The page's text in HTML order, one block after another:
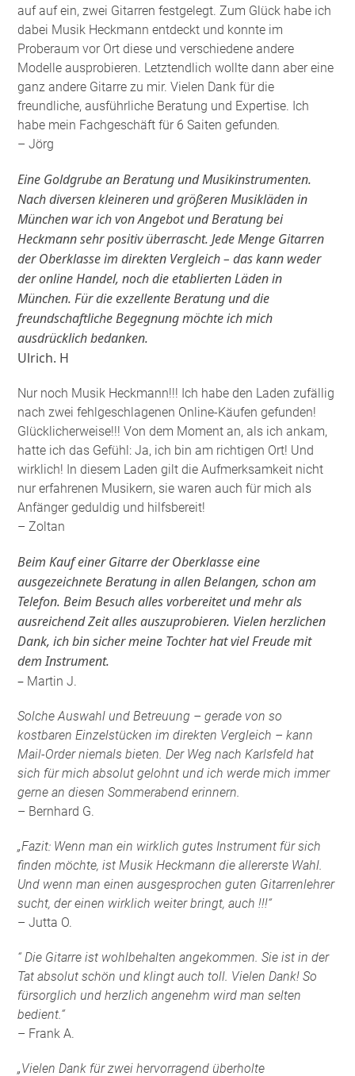
auf auf ein, zwei Gitarren festgelegt. Zum Glück habe ich
dabei Musik Heckmann entdeckt und konnte im
Proberaum vor Ort diese und verschiedene andere
Modelle ausprobieren. Letztendlich wollte dann aber eine
ganz andere Gitarre zu mir. Vielen Dank für die
freundliche, ausführliche Beratung und Expertise. Ich
habe mein Fachgeschäft für 6 Saiten gefunden
– Jörg
Eine Goldgrube an Beratung und Musikinstrumenten.
Nach diversen kleineren und größeren Musikläden in
München war ich von Angebot und Beratung bei
Heckmann sehr positiv überrascht. Jede Menge Gitarren
der Oberklasse im direkten Vergleich – das kann weder
der online Handel, noch die etablierten Läden in
München. Für die exzellente Beratung und die
freundschaftliche Begegnung möchte ich mich
ausdrücklich bedanken.
Ulrich. H
Nur noch Musik Heckmann!!! Ich habe den Laden zufällig
nach zwei fehlgeschlagenen Online-Käufen gefunden!
Glücklicherweise!!! Von dem Moment an, als ich ankam,
hatte ich das Gefühl: Ja, ich bin am richtigen Ort! Und
wirklich! In diesem Laden gilt die Aufmerksamkeit nicht
nur erfahrenen Musikern, sie waren auch für mich als
Anfänger geduldig und hilfsbereit!
– Zoltan
Beim Kauf einer Gitarre der Oberklasse eine
ausgezeichnete Beratung in allen Belangen, schon am
Telefon. Beim Besuch alles vorbereitet und mehr als
ausreichend Zeit alles auszuprobieren. Vielen herzlichen
Dank, ich bin sicher meine Tochter hat viel Freude mit
dem Instrument.
– Martin J.
Solche Auswahl und Betreuung – gerade von so
kostbaren Einzelstücken im direkten Vergleich – kann
Mail-Order niemals bieten. Der Weg nach Karlsfeld hat
sich für mich absolut gelohnt und ich werde mich immer
gerne an diesen Sommerabend erinnern.
– Bernhard G.
„Fazit: Wenn man ein wirklich gutes Instrument für sich
finden möchte, ist Musik Heckmann die allererste Wahl.
Und wenn man einen ausgesprochen guten Gitarrenlehrer
sucht, der einen wirklich weiter bringt, auch !!!“
– Jutta O.
“ Die Gitarre ist wohlbehalten angekommen. Sie ist in der
Tat absolut schön und klingt auch toll. Vielen Dank! So
fürsorglich und herzlich angenehm wird man selten
bedient.“
– Frank A.
„Vielen Dank für zwei hervorragend überholte